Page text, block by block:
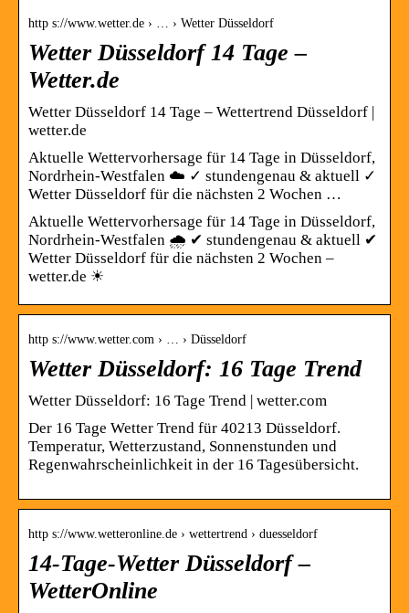
http s://www.wetter.de › … › Wetter Düsseldorf
Wetter Düsseldorf 14 Tage –
Wetter.de
Wetter Düsseldorf 14 Tage – Wettertrend Düsseldorf |
wetter.de
Aktuelle Wettervorhersage für 14 Tage in Düsseldorf,
Nordrhein-Westfalen ☁️ ✓ stundengenau & aktuell ✓
Wetter Düsseldorf für die nächsten 2 Wochen …
Aktuelle Wettervorhersage für 14 Tage in Düsseldorf,
Nordrhein-Westfalen 🌧️ ✔ stundengenau & aktuell ✔
Wetter Düsseldorf für die nächsten 2 Wochen –
wetter.de ☀
http s://www.wetter.com › … › Düsseldorf
Wetter Düsseldorf: 16 Tage Trend
Wetter Düsseldorf: 16 Tage Trend | wetter.com
Der 16 Tage Wetter Trend für 40213 Düsseldorf.
Temperatur, Wetterzustand, Sonnenstunden und
Regenwahrscheinlichkeit in der 16 Tagesübersicht.
http s://www.wetteronline.de › wettertrend › duesseldorf
14-Tage-Wetter Düsseldorf –
WetterOnline